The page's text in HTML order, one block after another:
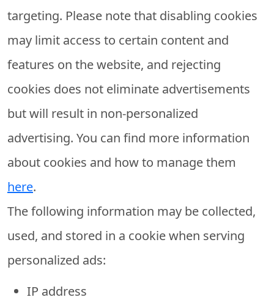
targeting. Please note that disabling cookies
may limit access to certain content and
features on the website, and rejecting
cookies does not eliminate advertisements
but will result in non-personalized
advertising. You can find more information
about cookies and how to manage them
here.
The following information may be collected,
used, and stored in a cookie when serving
personalized ads:
IP address